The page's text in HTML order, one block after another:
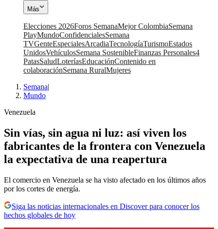
Más
Elecciones 2026Foros SemanaMejor ColombiaSemana
PlayMundoConfidencialesSemana
TVGenteEspecialesArcadiaTecnologíaTurismoEstados
UnidosVehículosSemana SostenibleFinanzas Personales4
PatasSaludLoteríasEducaciónContenido en
colaboraciónSemana RuralMujeres
Semana|
Mundo
Venezuela
Sin vías, sin agua ni luz: así viven los
fabricantes de la frontera con Venezuela
la expectativa de una reapertura
El comercio en Venezuela se ha visto afectado en los últimos años
por los cortes de energía.
Siga las noticias internacionales en Discover para conocer los
hechos globales de hoy